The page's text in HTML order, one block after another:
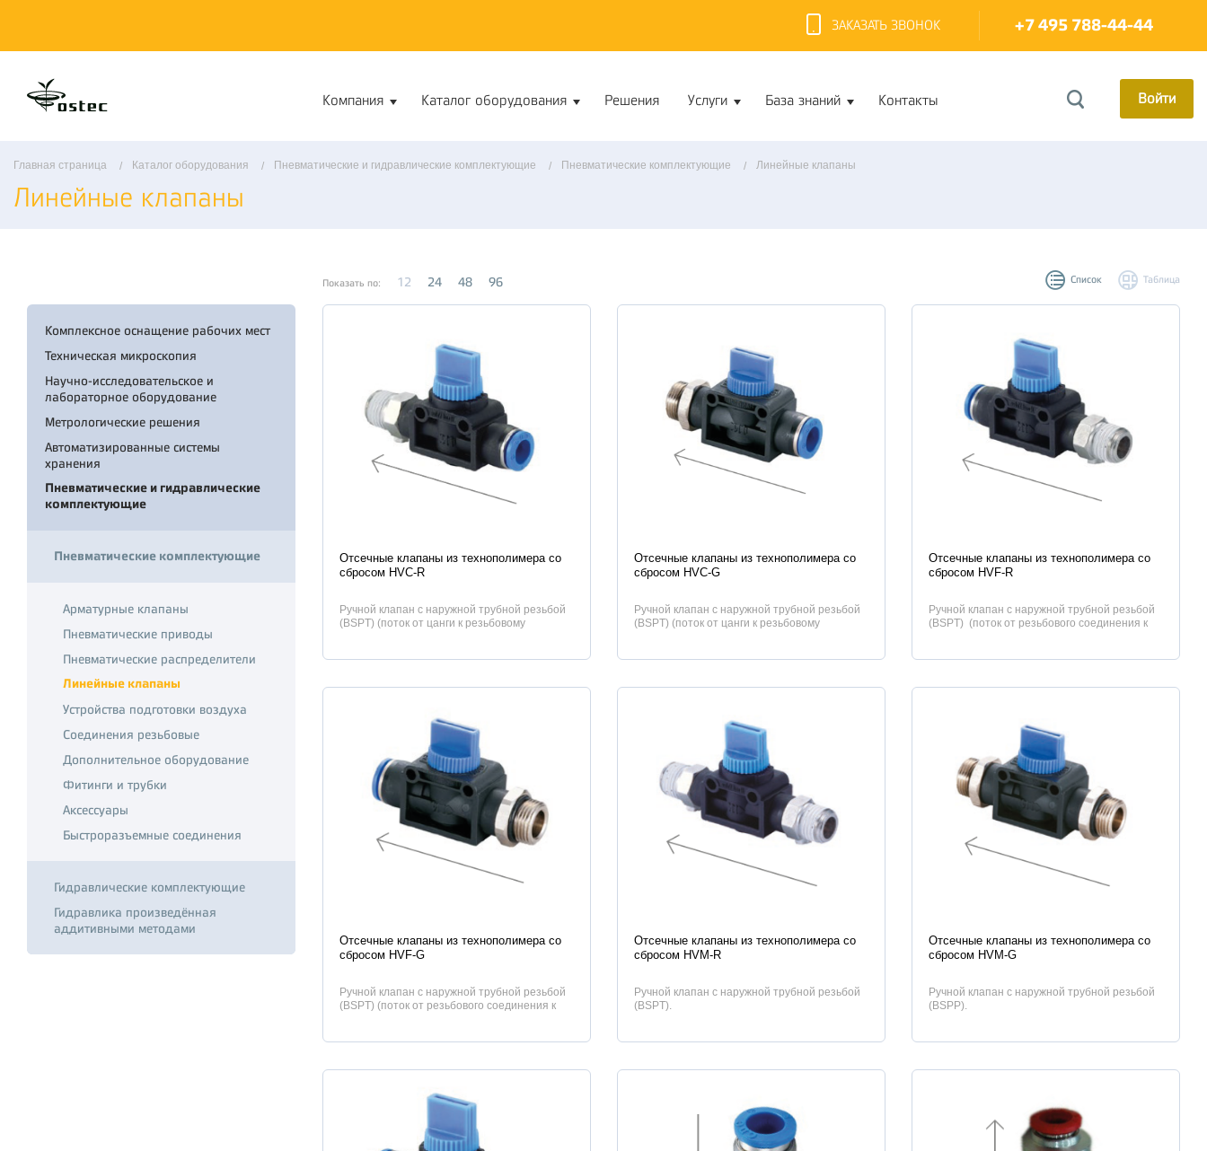
ЗАКАЗАТЬ ЗВОНОК +7 495 788-44-44
Компания Каталог оборудования Решения Услуги База знаний Контакты Войти
Главная страница Каталог оборудования Пневматические и гидравлические комплектующие Пневматические комплектующие Линейные клапаны
Линейные клапаны
Показать по: 12 24 48 96 Список Таблица
Отсечные клапаны из технополимера со
сбросом HVC-R
Ручной клапан с наружной трубной резьбой
(BSPT) (поток от цанги к резьбовому
Отсечные клапаны из технополимера со
сбросом HVC-G
Ручной клапан с наружной трубной резьбой
(BSPT) (поток от цанги к резьбовому
Отсечные клапаны из технополимера со
сбросом HVF-R
Ручной клапан с наружной трубной резьбой
(BSPT) (поток от резьбового соединения к
Отсечные клапаны из технополимера со
сбросом HVF-G
Ручной клапан с наружной трубной резьбой
(BSPT) (поток от резьбового соединения к
Отсечные клапаны из технополимера со
сбросом HVM-R
Ручной клапан с наружной трубной резьбой
(BSPT).
Отсечные клапаны из технополимера со
сбросом HVM-G
Ручной клапан с наружной трубной резьбой
(BSPP).
Комплексное оснащение рабочих мест
Техническая микроскопия
Научно-исследовательское и
лабораторное оборудование
Метрологические решения
Автоматизированные системы
хранения
Пневматические и гидравлические
комплектующие
Пневматические комплектующие
Арматурные клапаны
Пневматические приводы
Пневматические распределители
Линейные клапаны
Устройства подготовки воздуха
Соединения резьбовые
Дополнительное оборудование
Фитинги и трубки
Аксессуары
Быстроразъемные соединения
Гидравлические комплектующие
Гидравлика произведённая
аддитивными методами